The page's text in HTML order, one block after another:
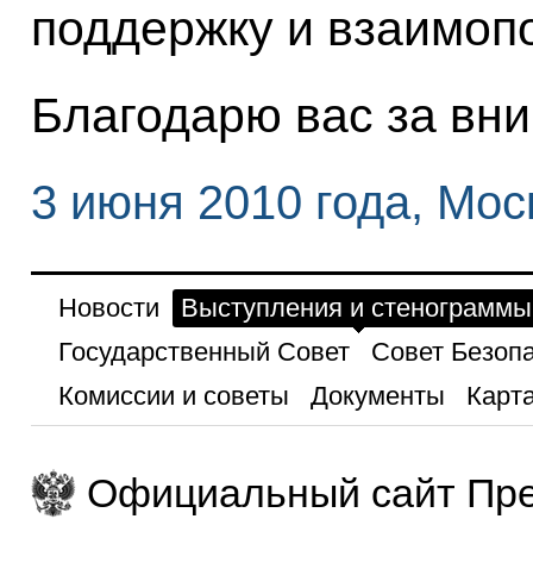
поддержку и
Благодарю вас за
3 июня 2010 года,
Новости
Выступления и стенограммы
Государственный Совет
Совет
Комиссии и советы
Документы
Официальный сайт